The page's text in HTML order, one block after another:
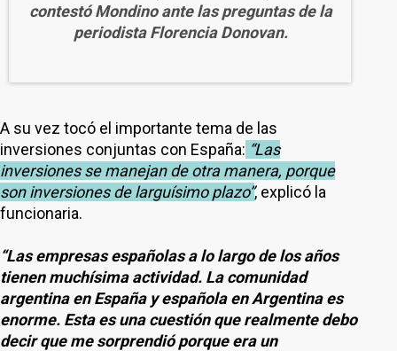
contestó Mondino ante las preguntas de la
periodista Florencia Donovan.
A su vez tocó el importante tema de las
inversiones conjuntas con España: “Las
inversiones se manejan de otra manera, porque
son inversiones de larguísimo plazo”, explicó la
funcionaria.
“Las empresas españolas a lo largo de los años
tienen muchísima actividad. La comunidad
argentina en España y española en Argentina es
enorme. Esta es una cuestión que realmente debo
decir que me sorprendió porque era un